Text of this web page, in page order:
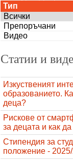
Тип
Всички
Препоръчани
Видео
Статии и
Изкуственият
образованието.
деца?
Рискове от
за децата и как
Стипендия за
положение - 2025/